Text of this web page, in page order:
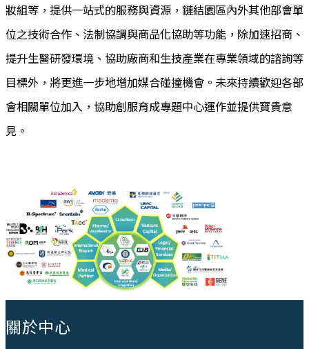
妝組等，提供一站式的服務與資源，鏈結園區內外其他部會單
位之技術合作、法制協調與商品化協助等功能，除加速招商、
提升生醫研發環境、協助廠商和生技產業在專業領域的諮詢等
目標外，將更進一步地增加媒合碰撞機會。未來持續歡迎各部
會相關單位加入，協助創服育成專題中心運作並提供寶貴意
見。
關於中心